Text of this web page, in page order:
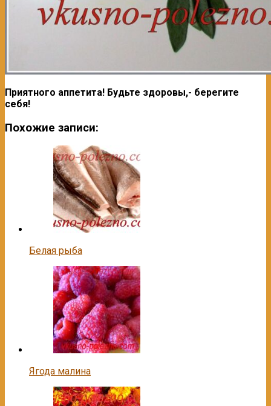
Приятного аппетита! Будьте здоровы,- берегите
себя!
Похожие записи:
Белая рыба
Ягода малина